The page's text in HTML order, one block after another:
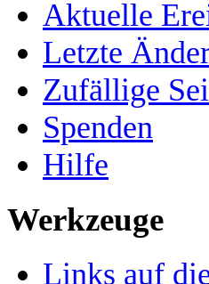
Aktuelle
Letzte
Zufällige
Spenden
Hilfe
Werkzeuge
Links auf